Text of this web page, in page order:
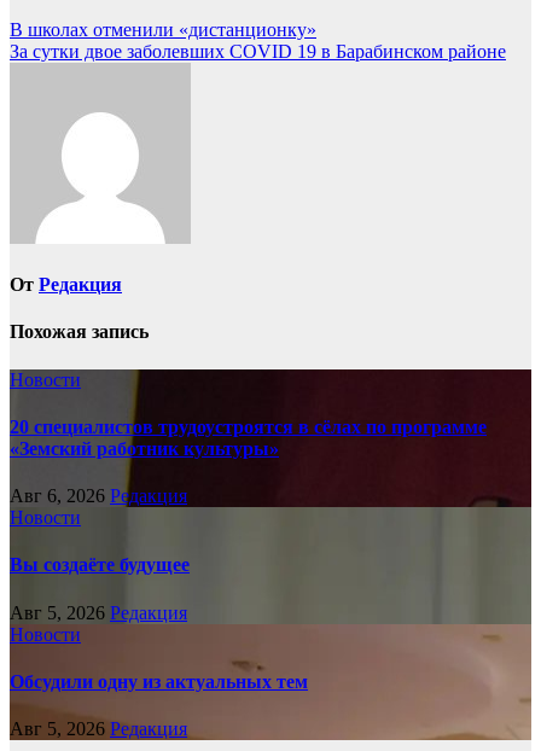
Навигация
по
В школах отменили «дистанционку»
За сутки двое заболевших COVID 19 в Барабинском районе
От Редакция
Похожая запись
Новости
20 специалистов трудоустроятся в сёлах по программе
«Земский работник культуры»
Авг 6, 2026 Редакция
Новости
Вы создаёте будущее
Авг 5, 2026 Редакция
Новости
Обсудили одну из актуальных тем
Авг 5, 2026 Редакция